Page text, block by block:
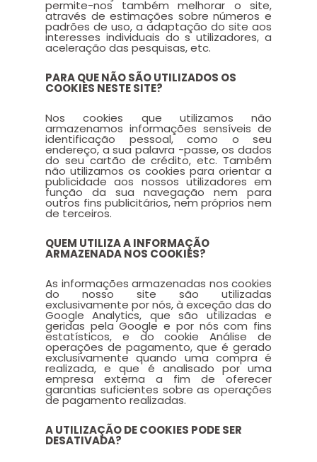
permite-nos também melhorar o site,
através de estimações sobre números e
padrões de uso, a adaptação do site aos
interesses individuais do s utilizadores, a
aceleração das pesquisas, etc.
PARA QUE NÃO SÃO UTILIZADOS OS
COOKIES NESTE SITE?
Nos cookies que utilizamos não
armazenamos informações sensíveis de
identificação pessoal, como o seu
endereço, a sua palavra -passe, os dados
do seu cartão de crédito, etc. Também
não utilizamos os cookies para orientar a
publicidade aos nossos utilizadores em
função da sua navegação nem para
outros fins publicitários, nem próprios nem
de terceiros.
QUEM UTILIZA A INFORMAÇÃO
ARMAZENADA NOS COOKIES?
As informações armazenadas nos cookies
do nosso site são utilizadas
exclusivamente por nós, à exceção das do
Google Analytics, que são utilizadas e
geridas pela Google e por nós com fins
estatísticos, e do cookie Análise de
operações de pagamento, que é gerado
exclusivamente quando uma compra é
realizada, e que é analisado por uma
empresa externa a fim de oferecer
garantias suficientes sobre as operações
de pagamento realizadas.
A UTILIZAÇÃO DE COOKIES PODE SER
DESATIVADA?